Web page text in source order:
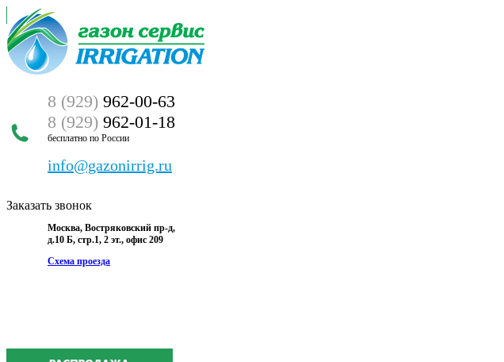
8 (929) 962-00-63
8 (929) 962-01-18
бесплатно по России
info@gazonirrig.ru
Заказать звонок
Москва, Востряковский пр-д,
д.10 Б, стр.1, 2 эт., офис 209
Схема проезда